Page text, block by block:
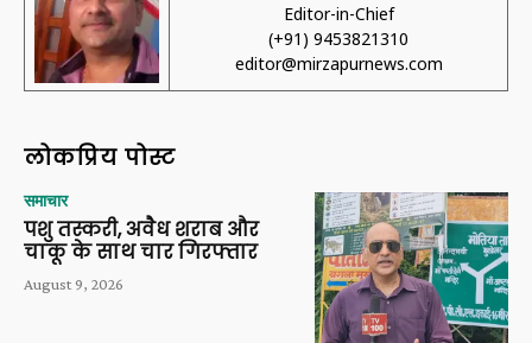
Editor-in-Chief
(+91) 9453821310
editor@mirzapurnews.com
लोकप्रिय पोस्ट
समाचार
पशु तस्करी, अवैध शराब और
चाकू के साथ चार गिरफ्तार
August 9, 2026